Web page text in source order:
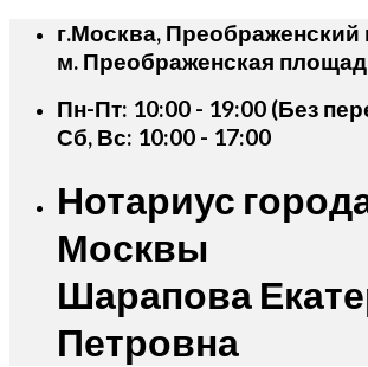
Skip
content
г.Москва, Преображенский
м. Преображенская
Пн-Пт: 10:00 - 19:00 (Без
Сб, Вс: 10:00 - 17:00
Нотариус
Москвы
Шарапова
Петровна